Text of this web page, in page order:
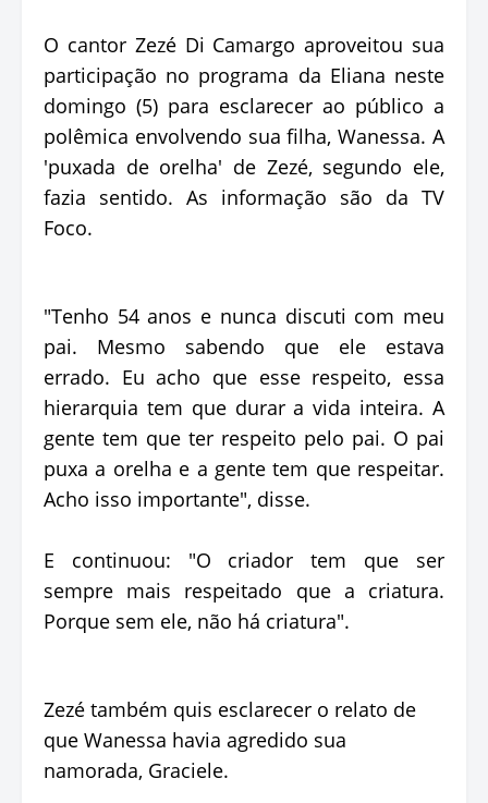
O cantor Zezé Di Camargo aproveitou sua
participação no programa da Eliana neste
domingo (5) para esclarecer ao público a
polêmica envolvendo sua filha, Wanessa. A
'puxada de orelha' de Zezé, segundo ele,
fazia sentido. As informação são da TV
Foco.
"Tenho 54 anos e nunca discuti com meu
pai. Mesmo sabendo que ele estava
errado. Eu acho que esse respeito, essa
hierarquia tem que durar a vida inteira. A
gente tem que ter respeito pelo pai. O pai
puxa a orelha e a gente tem que respeitar.
Acho isso importante", disse.
E continuou: "O criador tem que ser
sempre mais respeitado que a criatura.
Porque sem ele, não há criatura".
Zezé também quis esclarecer o relato de
que Wanessa havia agredido sua
namorada, Graciele.